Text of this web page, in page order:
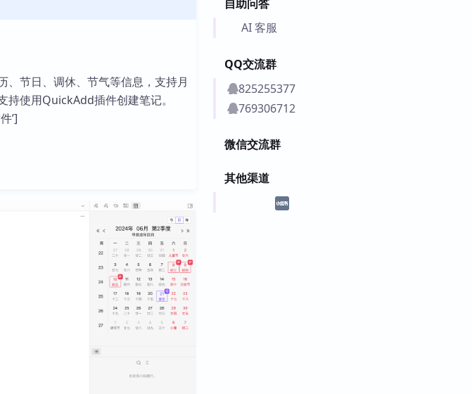
Zettelkasten 实践示例
自助问答
AI 客服
QQ交流群
825255377
769306712
微信交流群
其他渠道
、节日、调休、节气等信息，支持月
使用QuickAdd插件创建笔记。
’]